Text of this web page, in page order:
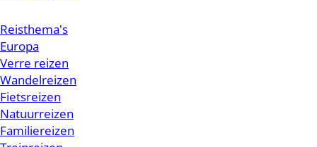
Reisthema's
Europa
Verre reizen
Wandelreizen
Fietsreizen
Natuurreizen
Familiereizen